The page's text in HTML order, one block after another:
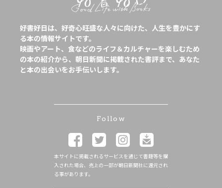
好書好日は、好奇心旺盛な人々に向けた、人生を豊かにす
る本の情報サイトです。
映画やアート、食などのライフ＆カルチャーを楽しむため
の本の紹介から、朝日新聞に掲載された書評まで、あなた
と本の出会いをお手伝いします。
Follow
本サイトに掲載されるサービスを通じて書籍等を購
入された場合、売上の一部が朝日新聞社に還元され
る事があります。